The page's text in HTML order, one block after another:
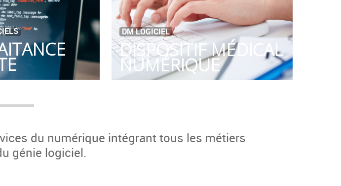
DM LOGICIEL
DISPOSITIF MÉDICAL
NUMÉRIQUE
du numérique intégrant tous les métiers
génie logiciel.